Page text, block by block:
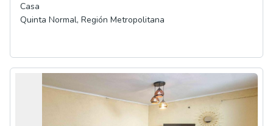
Casa
Quinta Normal, Región Metropolitana